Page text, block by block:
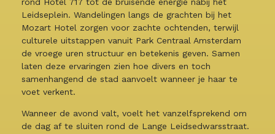
rond Hotel 717 tot de bruisende energie nabij het
Leidseplein. Wandelingen langs de grachten bij het
Mozart Hotel zorgen voor zachte ochtenden, terwijl
culturele uitstappen vanuit Park Centraal Amsterdam
de vroege uren structuur en betekenis geven. Samen
laten deze ervaringen zien hoe divers en toch
samenhangend de stad aanvoelt wanneer je haar te
voet verkent.
Wanneer de avond valt, voelt het vanzelfsprekend om
de dag af te sluiten rond de Lange Leidsedwarsstraat.